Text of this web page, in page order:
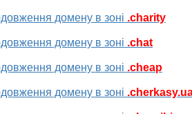
домену в зоні .charity
домену в зоні .chat
домену в зоні .cheap
домену в зоні